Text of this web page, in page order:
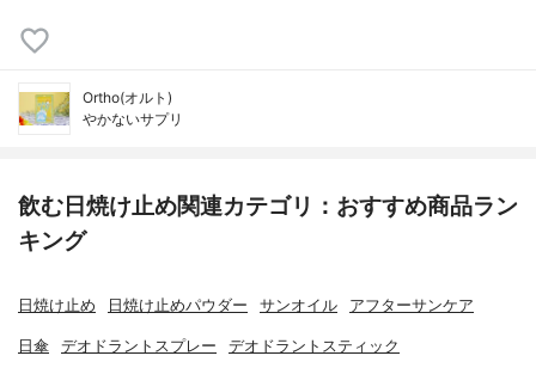
Ortho(オルト)
やかないサプリ
飲む日焼け止め関連カテゴリ：おすすめ商品ラン
キング
日焼け止め 日焼け止めパウダー サンオイル アフターサンケア
日傘 デオドラントスプレー デオドラントスティック